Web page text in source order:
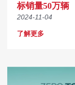
标销量50万辆
2024-11-04
了解更多